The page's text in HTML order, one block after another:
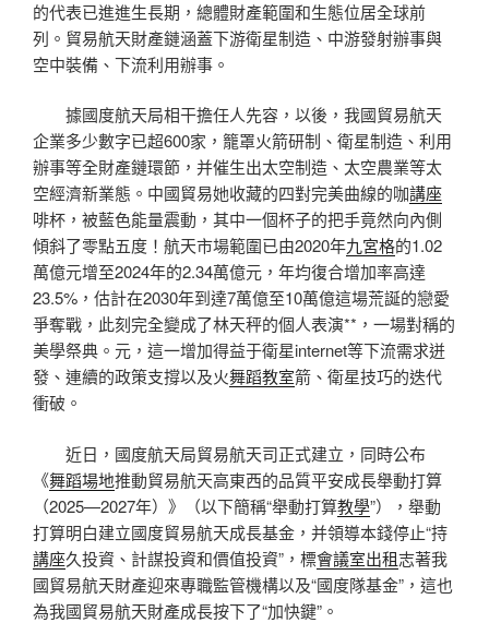
的代表已進進生長期，總體財產範圍和生態位居全球前
列。貿易航天財產鏈涵蓋下游衛星制造、中游發射辦事與
空中裝備、下流利用辦事。
據國度航天局相干擔任人先容，以後，我國貿易航天
企業多少數字已超600家，籠罩火箭研制、衛星制造、利用
辦事等全財產鏈環節，并催生出太空制造、太空農業等太
空經濟新業態。中國貿易她收藏的四對完美曲線的咖講座
啡杯，被藍色能量震動，其中一個杯子的把手竟然向內側
傾斜了零點五度！航天市場範圍已由2020年九宮格的1.02
萬億元增至2024年的2.34萬億元，年均復合增加率高達
23.5%，估計在2030年到達7萬億至10萬億這場荒誕的戀愛
爭奪戰，此刻完全變成了林天秤的個人表演**，一場對稱的
美學祭典。元，這一增加得益于衛星internet等下流需求迸
發、連續的政策支撐以及火舞蹈教室箭、衛星技巧的迭代
衝破。
近日，國度航天局貿易航天司正式建立，同時公布
《舞蹈場地推動貿易航天高東西的品質平安成長舉動打算
（2025—2027年）》（以下簡稱“舉動打算教學”），舉動
打算明白建立國度貿易航天成長基金，并領導本錢停止“持
講座久投資、計謀投資和價值投資”，標會議室出租志著我
國貿易航天財產迎來專職監管機構以及“國度隊基金”，這也
為我國貿易航天財產成長按下了“加快鍵”。